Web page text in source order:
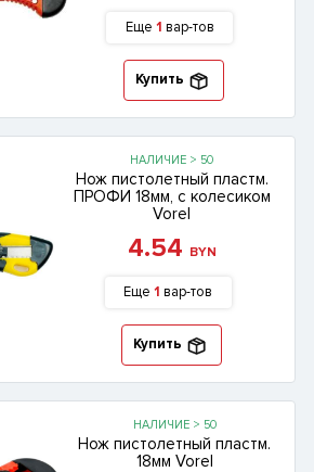
Еще 1 вар-тов
Купить
НАЛИЧИЕ > 50
Нож пистолетный пластм.
ПРОФИ 18мм, с колесиком
Vorel
4.54 BYN
Еще 1 вар-тов
Купить
НАЛИЧИЕ > 50
Нож пистолетный пластм.
18мм Vorel